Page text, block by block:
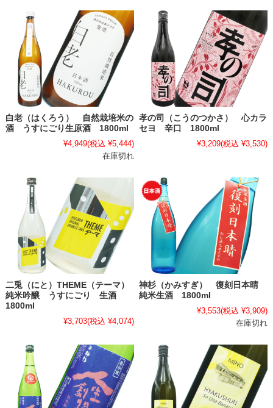
白老（はくろう） 自然栽培米の
酒 うすにごり生原酒 1800ml
¥4,949(税込 ¥5,444)
在庫切れ
孝の司（こうのつかさ） 心カラ
セヨ 辛口 1800ml
¥3,209(税込 ¥3,530)
二兎（にと）THEME（テーマ）
純米吟醸 うすにごり 生酒
1800ml
¥3,703(税込 ¥4,074)
神杉（かみすぎ） 復刻日本晴
純米生酒 1800ml
¥3,553(税込 ¥3,909)
在庫切れ